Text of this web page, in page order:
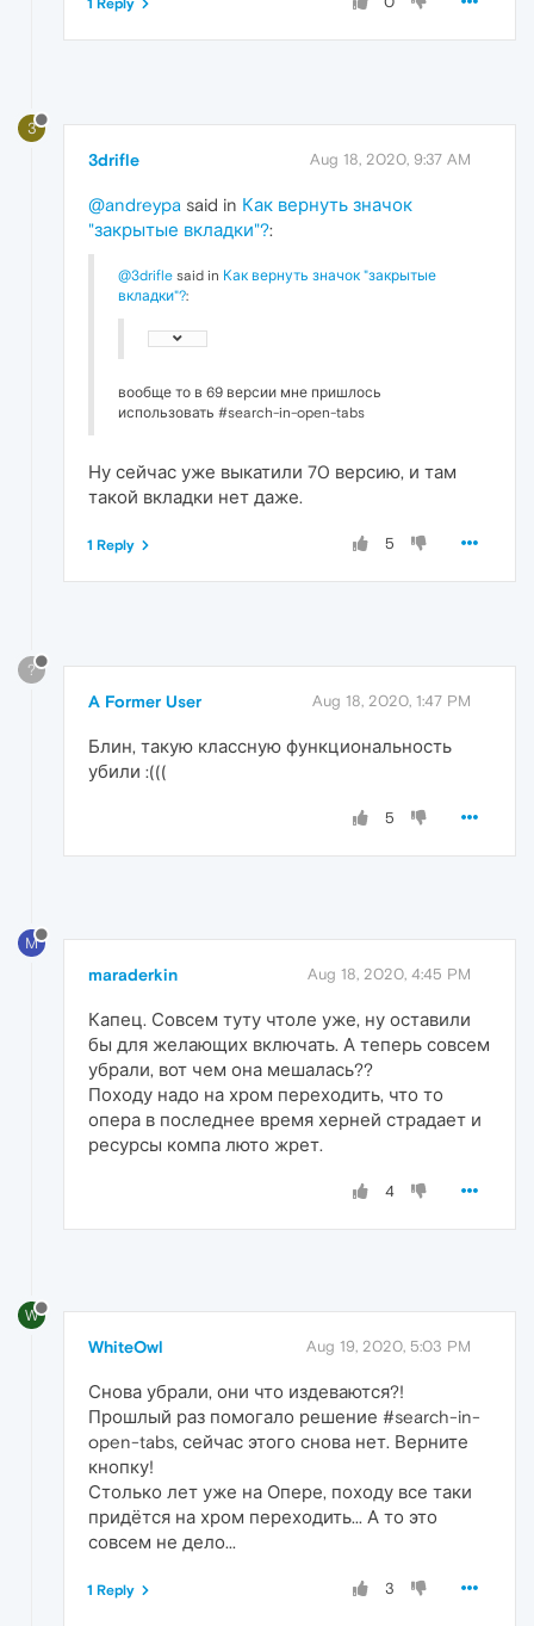
1 Reply
3
3drifle Aug 18, 2020, 9:37 AM
@andreypa said in Как вернуть значок
"закрытые вкладки"?:
@3drifle said in Как вернуть значок "закрытые
вкладки"?:
вообще то в 69 версии мне пришлось
использовать #search-in-open-tabs
Ну сейчас уже выкатили 70 версию, и там
такой вкладки нет даже.
5
1 Reply
?
A Former User Aug 18, 2020, 1:47 PM
Блин, такую классную функциональность
убили :(((
5
M
maraderkin Aug 18, 2020, 4:45 PM
Капец. Совсем туту чтоле уже, ну оставили
бы для желающих включать. А теперь совсем
убрали, вот чем она мешалась??
Походу надо на хром переходить, что то
опера в последнее время херней страдает и
ресурсы компа люто жрет.
4
W
WhiteOwl Aug 19, 2020, 5:03 PM
Снова убрали, они что издеваются?!
Прошлый раз помогало решение #search-in-
open-tabs, сейчас этого снова нет. Верните
кнопку!
Столько лет уже на Опере, походу все таки
придётся на хром переходить... А то это
совсем не дело...
3
1 Reply